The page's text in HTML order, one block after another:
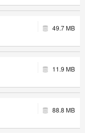
49.7 MB
11.9 MB
88.8 MB